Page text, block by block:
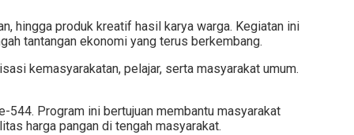
hingga produk kreatif hasil karya warga. Kegiatan ini
tantangan ekonomi yang terus berkembang.
kemasyarakatan, pelajar, serta masyarakat umum.
544. Program ini bertujuan membantu masyarakat
harga pangan di tengah masyarakat.